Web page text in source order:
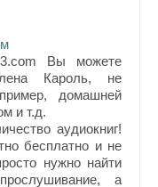
Вы можете
Кароль, не
домашней
и т.д.
аудиокниг!
бесплатно и не
нужно найти
а